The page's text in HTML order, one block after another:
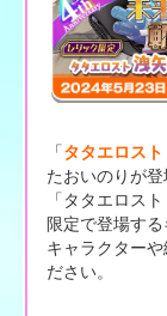
「タタエロス
たおいのりが登
「タタエロス
限定で登場する
キャラクター
ださい。